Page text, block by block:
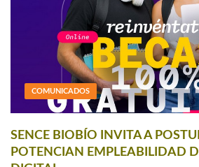
COMUNICADOS
SENCE BIOBÍO INVITA A
POTENCIAN EMPLEABILIDAD